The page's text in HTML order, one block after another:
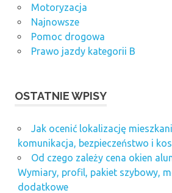
Motoryzacja
Najnowsze
Pomoc drogowa
Prawo jazdy kategorii B
OSTATNIE WPISY
Jak ocenić lokalizację
komunikacja, bezpieczeństwo i
Od czego zależy cena okien
Wymiary, profil, pakiet szybowy,
dodatkowe